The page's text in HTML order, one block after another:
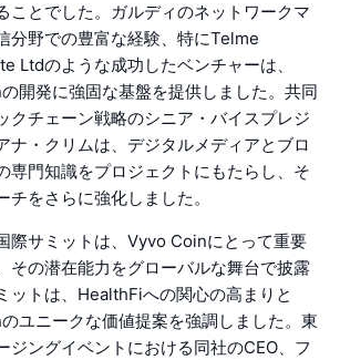
ことでした。ガルディのネットワークマ
分野での豊富な経験、特にTelme
Ltdのような成功したベンチャーは、
開発に強固な基盤を提供しました。共同
クチェーン戦略のシニア・バイスプレジ
ナ・クリムは、デジタルメディアとブロ
専門知識をプロジェクトにもたらし、そ
をさらに強化しました。
際サミットは、Vyvo Coinにとって重要
その潜在能力をグローバルな舞台で披露
ットは、HealthFiへの関心の高まりと
ユニークな価値提案を強調しました。東
ジングイベントにおける同社のCEO、フ